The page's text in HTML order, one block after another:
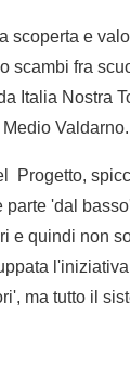
scoperta e
scambi fra
Italia Nostra
Valdarno.
Progetto,
parte 'dal
e quindi non
ma tutto il